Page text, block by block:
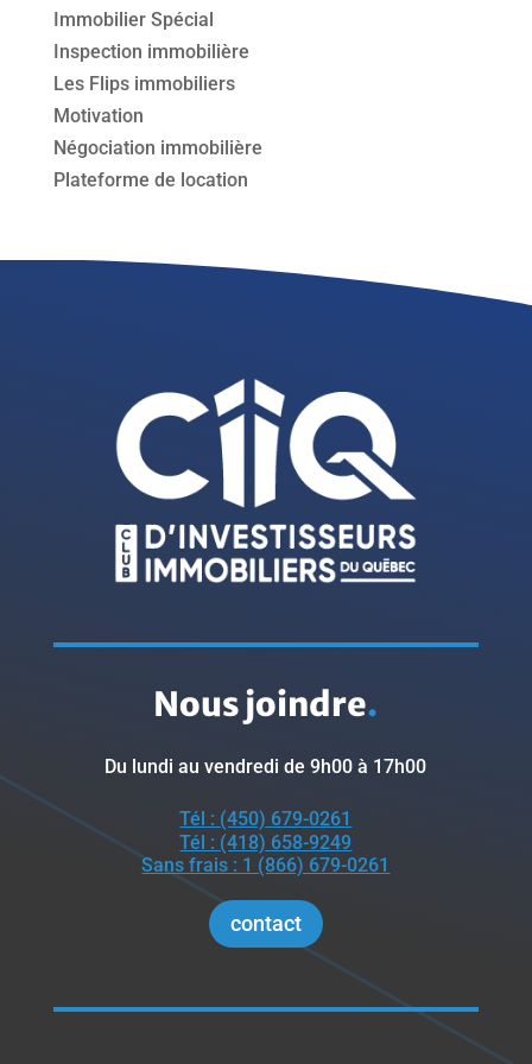
Immobilier Spécial
Inspection immobilière
Les Flips immobiliers
Motivation
Négociation immobilière
Plateforme de location
Nous joindre.
Du lundi au vendredi de 9h00 à 17h00
Tél : (450) 679-0261
Tél : (418) 658-9249
Sans frais : 1 (866) 679-0261
contact